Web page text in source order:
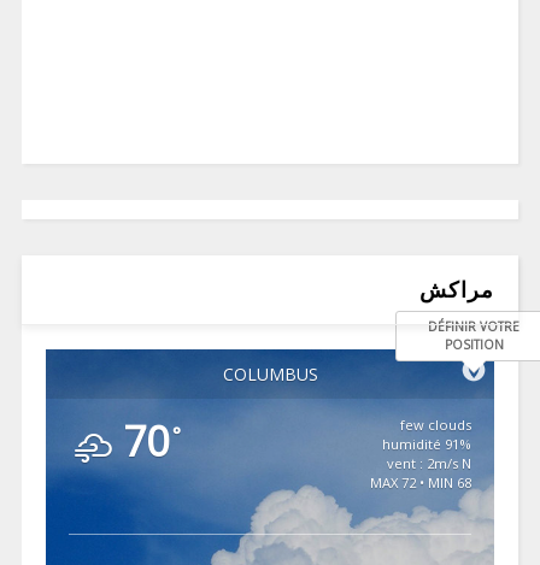
مراكش
COLUMBUS
DÉFINIR VOTRE
POSITION
70°
few clouds
91% humidité
vent : 2m/s N
MAX 72 • MIN 68